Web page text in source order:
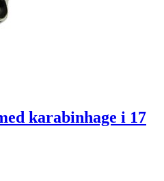
karabinhage i 17